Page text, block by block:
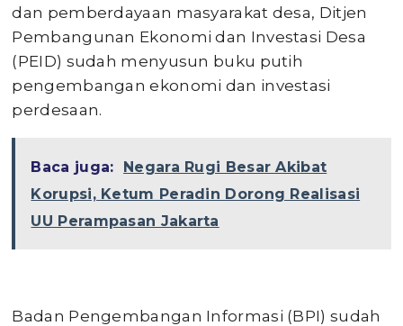
dan pemberdayaan masyarakat desa, Ditjen
Pembangunan Ekonomi dan Investasi Desa
(PEID) sudah menyusun buku putih
pengembangan ekonomi dan investasi
perdesaan.
Baca juga:
Negara Rugi Besar Akibat
Korupsi, Ketum Peradin Dorong Realisasi
UU Perampasan Jakarta
Badan Pengembangan Informasi (BPI) sudah